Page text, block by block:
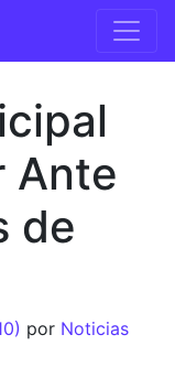
Ante
de
por Noticias